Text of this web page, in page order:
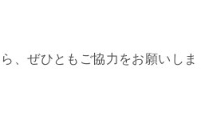
、ぜひともご協力をお願いしま